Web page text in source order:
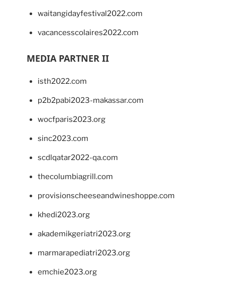
waitangidayfestival2022.com
vacancesscolaires2022.com
MEDIA PARTNER II
isth2022.com
p2b2pabi2023-makassar.com
wocfparis2023.org
sinc2023.com
scdlqatar2022-qa.com
thecolumbiagrill.com
provisionscheeseandwineshoppe.com
khedi2023.org
akademikgeriatri2023.org
marmarapediatri2023.org
emchie2023.org